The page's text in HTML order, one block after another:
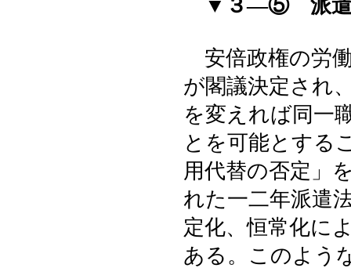
▼３―⑤ 派遣
安倍政権の労
が閣議決定され
を変えれば同一
とを可能とする
用代替の否定」
れた一二年派遣
定化、恒常化に
ある。このよう